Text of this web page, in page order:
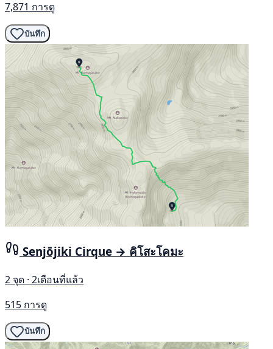
7,871 การดู
บันทึก
Senjōjiki Cirque → คิโสะโคมะ
2 จุด · 2เดือนที่แล้ว
515 การดู
บันทึก